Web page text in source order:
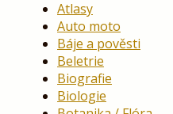
Atlasy
Auto moto
Báje a pověsti
Beletrie
Biografie
Biologie